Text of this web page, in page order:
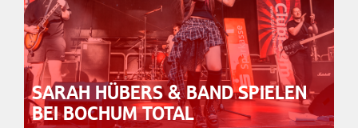
SARAH HÜBERS & BAND SPIELEN
BEI BOCHUM TOTAL